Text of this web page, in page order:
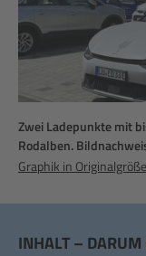
Zwei Ladepunkte mit
Rodalben.
Graphik in
INHALT – DARUM